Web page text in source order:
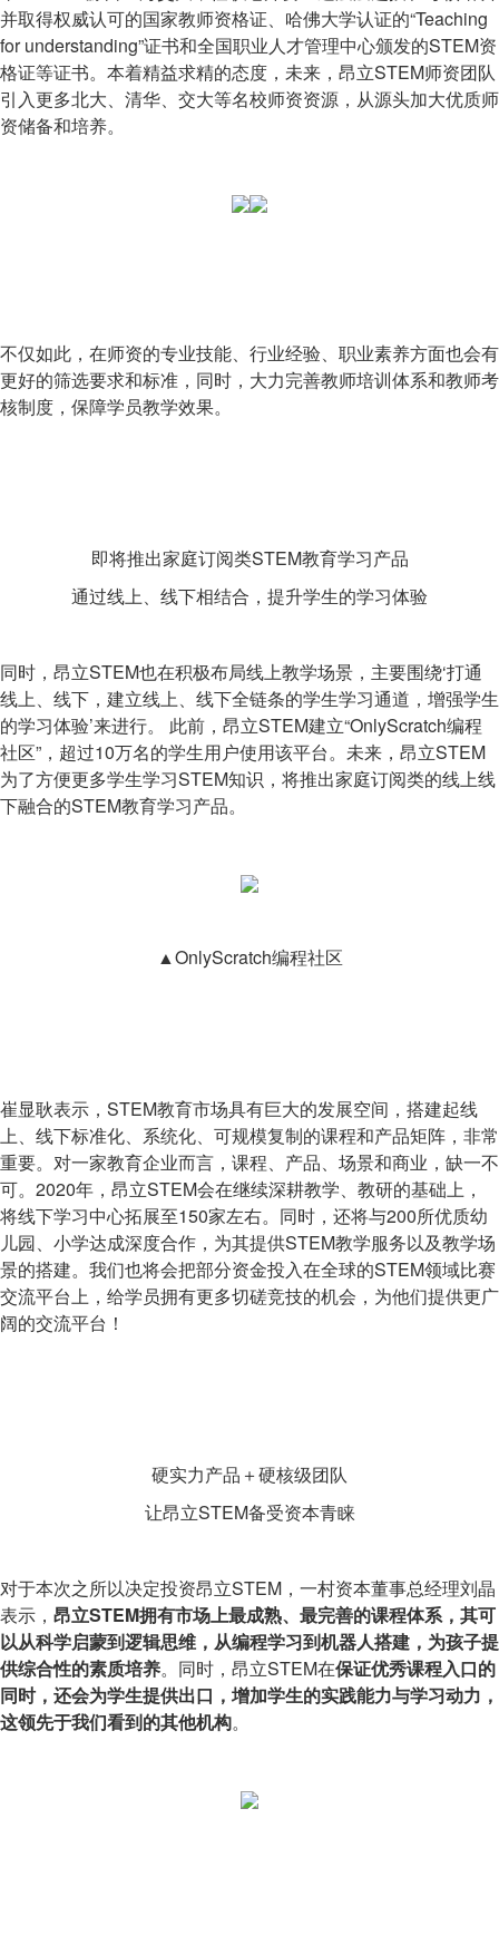
并取得权威认可的国家教师资格证、哈佛大学认证的“Teaching
for understanding”证书和全国职业人才管理中心颁发的STEM资
格证等证书。本着精益求精的态度，未来，昂立STEM师资团队
引入更多北大、清华、交大等名校师资资源，从源头加大优质师
资储备和培养。
不仅如此，在师资的专业技能、行业经验、职业素养方面也会有
更好的筛选要求和标准，同时，大力完善教师培训体系和教师考
核制度，保障学员教学效果。
即将推出家庭订阅类STEM教育学习产品
通过线上、线下相结合，提升学生的学习体验
同时，昂立STEM也在积极布局线上教学场景，主要围绕‘打通
线上、线下，建立线上、线下全链条的学生学习通道，增强学生
的学习体验’来进行。 此前，昂立STEM建立“OnlyScratch编程
社区”，超过10万名的学生用户使用该平台。未来，昂立STEM
为了方便更多学生学习STEM知识，将推出家庭订阅类的线上线
下融合的STEM教育学习产品。
▲OnlyScratch编程社区
崔显耿表示，STEM教育市场具有巨大的发展空间，搭建起线
上、线下标准化、系统化、可规模复制的课程和产品矩阵，非常
重要。对一家教育企业而言，课程、产品、场景和商业，缺一不
可。2020年，昂立STEM会在继续深耕教学、教研的基础上，
将线下学习中心拓展至150家左右。同时，还将与200所优质幼
儿园、小学达成深度合作，为其提供STEM教学服务以及教学场
景的搭建。我们也将会把部分资金投入在全球的STEM领域比赛
交流平台上，给学员拥有更多切磋竞技的机会，为他们提供更广
阔的交流平台！
硬实力产品＋硬核级团队
让昂立STEM备受资本青睐
对于本次之所以决定投资昂立STEM，一村资本董事总经理刘晶
表示， 昂立STEM拥有市场上最成熟、最完善的课程体系，其可
以从科学启蒙到逻辑思维，从编程学习到机器人搭建，为孩子提
供综合性的素质培养。同时，昂立STEM在保证优秀课程入口的
同时，还会为学生提供出口，增加学生的实践能力与学习动力，
这领先于我们看到的其他机构。